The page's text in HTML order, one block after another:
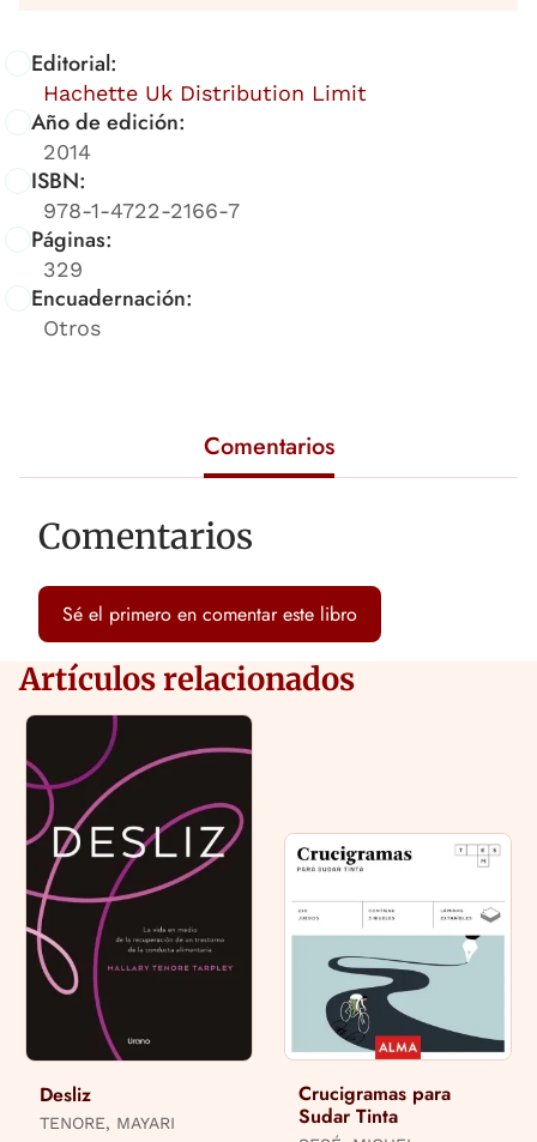
Editorial:
Hachette Uk Distribution Limit
Año de edición:
2014
ISBN:
978-1-4722-2166-7
Páginas:
329
Encuadernación:
Otros
Comentarios
Comentarios
Sé el primero en comentar este libro
Artículos relacionados
Desliz
TENORE, MAYARI
Crucigramas para
Sudar Tinta